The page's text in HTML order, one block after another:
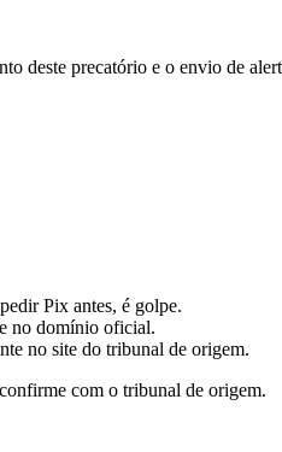
deste precatório e o envio de
Pix antes, é golpe.
no domínio oficial.
no site do tribunal de origem.
com o tribunal de origem.